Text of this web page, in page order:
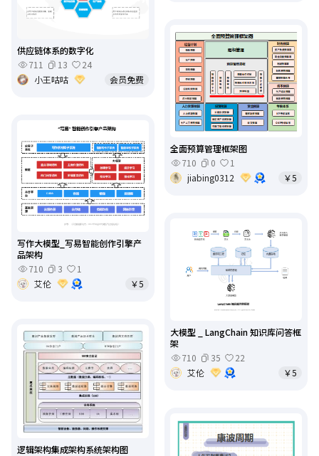
供应链体系的数字化
711
13
24
小王咕咕
会员免费
全面预算管理框架图
710
0
1
jiabing0312
￥5
写作大模型_写易智能创作引擎产
品架构
710
3
1
艾伦
￥5
大模型 _ LangChain 知识库问答框
架
710
35
22
艾伦
￥5
逻辑架构集成架构系统架构图